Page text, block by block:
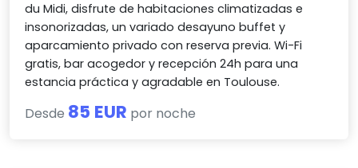
du Midi, disfrute de habitaciones climatizadas e
insonorizadas, un variado desayuno buffet y
aparcamiento privado con reserva previa. Wi-Fi
gratis, bar acogedor y recepción 24h para una
estancia práctica y agradable en Toulouse.
Desde 85 EUR por noche